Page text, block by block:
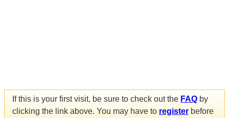
If this is your first visit, be sure to check out the FAQ by
clicking the link above. You may have to register before